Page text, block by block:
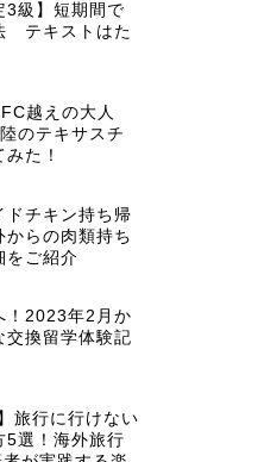
3級】短期間で
テキストはた
越えの大人
のテキサスチ
た！
ドチキン持ち帰
からの肉類持ち
をご紹介
！2023年2月か
交換留学体験記
旅行に行けない
5選！海外旅行